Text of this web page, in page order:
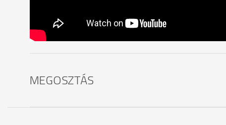
MEGOSZTÁS